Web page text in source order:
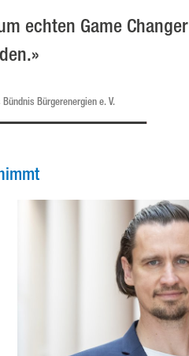
echten Game Changer
Bürgerenergien e. V.